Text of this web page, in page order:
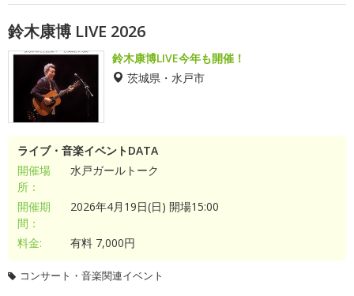
鈴木康博 LIVE 2026
鈴木康博LIVE今年も開催！
茨城県・水戸市
ライブ・音楽イベントDATA
開催場
所：
水戸ガールトーク
開催期
間：
2026年4月19日(日) 開場15:00
料金: 有料 7,000円
コンサート・音楽関連イベント